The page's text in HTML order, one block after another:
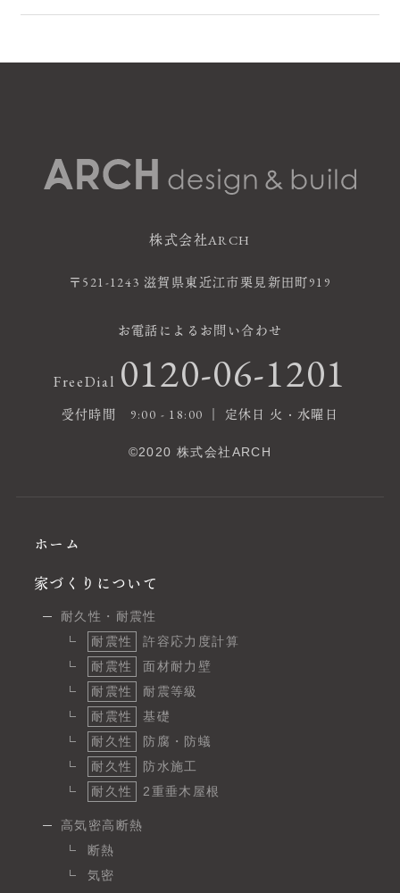
株式会社ARCH
〒521-1243 滋賀県東近江市栗見新田町919
お電話によるお問い合わせ
FreeDial 0120-06-1201
受付時間 9:00 - 18:00 ｜ 定休日 火・水曜日
©2020 株式会社ARCH
ホーム
家づくりについて
耐久性・耐震性
耐震性
許容応力度計算
耐震性
面材耐力壁
耐震性
耐震等級
耐震性
基礎
耐久性
防腐・防蟻
耐久性
防水施工
耐久性
2重垂木屋根
高気密高断熱
断熱
気密